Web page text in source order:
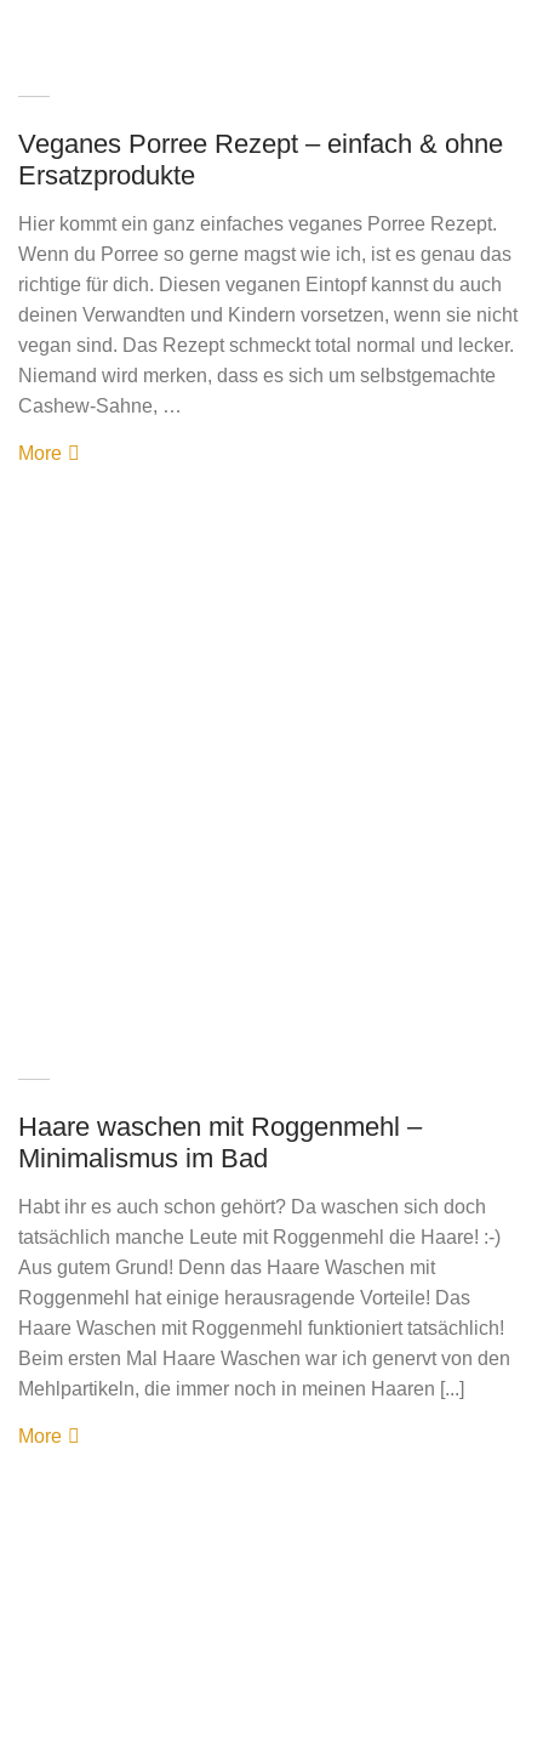
Veganes Porree Rezept – einfach & ohne
Ersatzprodukte
Hier kommt ein ganz einfaches veganes Porree Rezept.
Wenn du Porree so gerne magst wie ich, ist es genau das
richtige für dich. Diesen veganen Eintopf kannst du auch
deinen Verwandten und Kindern vorsetzen, wenn sie nicht
vegan sind. Das Rezept schmeckt total normal und lecker.
Niemand wird merken, dass es sich um selbstgemachte
Cashew-Sahne, …
More
Haare waschen mit Roggenmehl –
Minimalismus im Bad
Habt ihr es auch schon gehört? Da waschen sich doch
tatsächlich manche Leute mit Roggenmehl die Haare! :-)
Aus gutem Grund! Denn das Haare Waschen mit
Roggenmehl hat einige herausragende Vorteile! Das
Haare Waschen mit Roggenmehl funktioniert tatsächlich!
Beim ersten Mal Haare Waschen war ich genervt von den
Mehlpartikeln, die immer noch in meinen Haaren [...]
More